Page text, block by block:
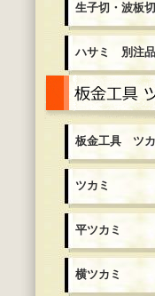
生子切・波板切
ハサミ 別注品
板金工具 ツ
ツカミ
平ツカミ
横ツカミ